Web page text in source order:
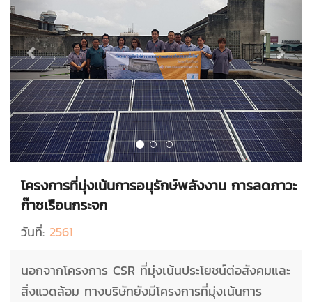
โครงการที่มุ่งเน้นการอนุรักษ์พลังงาน การลดภาวะ
ก๊าซเรือนกระจก
วันที่: 2561
นอกจากโครงการ CSR ที่มุ่งเน้นประโยชน์ต่อสังคมและ
สิ่งแวดล้อม ทางบริษัทยังมีโครงการที่มุ่งเน้นการ